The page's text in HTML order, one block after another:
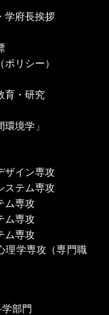
学府長挨拶
リシー）
育・研究
境学」
ザイン専攻
ステム専攻
ム専攻
ム専攻
ム専攻
理学専攻（専門職
学部門